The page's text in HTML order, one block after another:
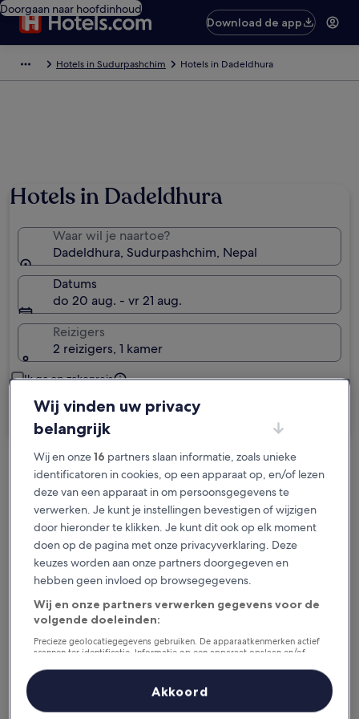
Doorgaan naar hoofdinhoud
Download de app
Hotels in Sudurpashchim Hotels in Dadeldhura
Hotels in Dadeldhura
Waar wil je naartoe?
Dadeldhura, Sudurpashchim, Nepal
Datums
do 20 aug. - vr 21 aug.
Reizigers
2 reizigers, 1 kamer
Ik ga op zakenreis
Zoeken
Gratis annuleringsopties als je plannen
veranderen
Spaar beloningen voor elke nacht van je
verblijf
Bespaar meer met ledenprijzen
6 aug - 7 aug
7 aug - 8 aug
Wij vinden uw privacy
belangrijk
Wij en onze16 partners slaan informatie, zoals unieke
identificatoren in cookies, op een apparaat op, en/of lezen
deze van een apparaat in om persoonsgegevens te
verwerken. Je kunt je instellingen bevestigen of wijzigen
door hieronder te klikken. Je kunt dit ook op elk moment
doen op de pagina met onze privacyverklaring. Deze
keuzes worden aan onze partners doorgegeven en
hebben geen invloed op browsegegevens.
Wij en onze partners verwerken gegevens voor de
volgende doeleinden:
Precieze geolocatiegegevens gebruiken. De apparaatkenmerken actief
scannen ter identificatie. Informatie op een apparaat opslaan en/of
contentmetingen, doelgroepenonderzoek en ontwikkeling van
Akkoord